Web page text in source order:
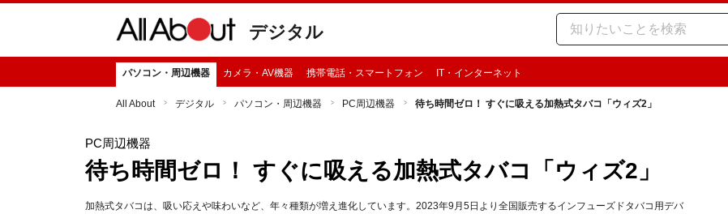
デジタル
パソコン・周辺機器 カメラ・AV機器 携帯電話・スマートフォン IT・インターネット
All About デジタル パソコン・周辺機器 PC周辺機器 待ち時間ゼロ！ すぐに吸える加熱式タバコ「ウィズ2」
PC周辺機器
待ち時間ゼロ！ すぐに吸える加熱式タバコ「ウィズ2」
加熱式タバコは、吸い応えや味わいなど、年々種類が増え進化しています。2023年9月5日より全国販売するインフューズドタバコ用デバ